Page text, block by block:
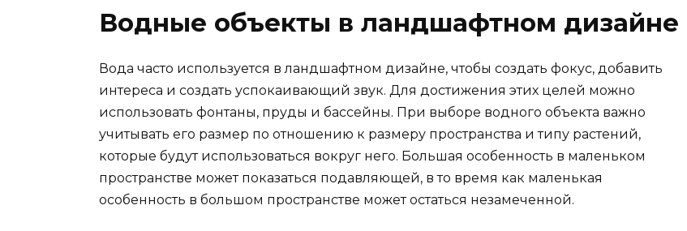
Водные объекты в ландшафтном дизайне
Вода часто используется в ландшафтном дизайне, чтобы создать фокус, добавить
интереса и создать успокаивающий звук. Для достижения этих целей можно
использовать фонтаны, пруды и бассейны. При выборе водного объекта важно
учитывать его размер по отношению к размеру пространства и типу растений,
которые будут использоваться вокруг него. Большая особенность в маленьком
пространстве может показаться подавляющей, в то время как маленькая
особенность в большом пространстве может остаться незамеченной.